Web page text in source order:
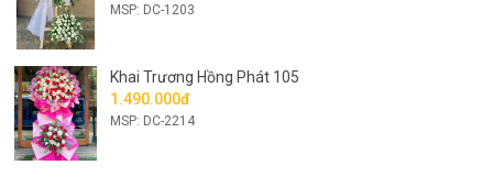
MSP: DC-1203
Khai Trương Hồng Phát 105
1.490.000đ
MSP: DC-2214